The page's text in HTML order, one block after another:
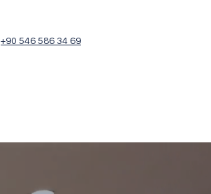
+90 546 586 34 69